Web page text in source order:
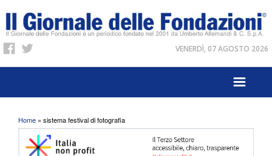
VENERDÌ, 07 AGOSTO 2026
Tu sei qui
Home » sistema festival di fotografia